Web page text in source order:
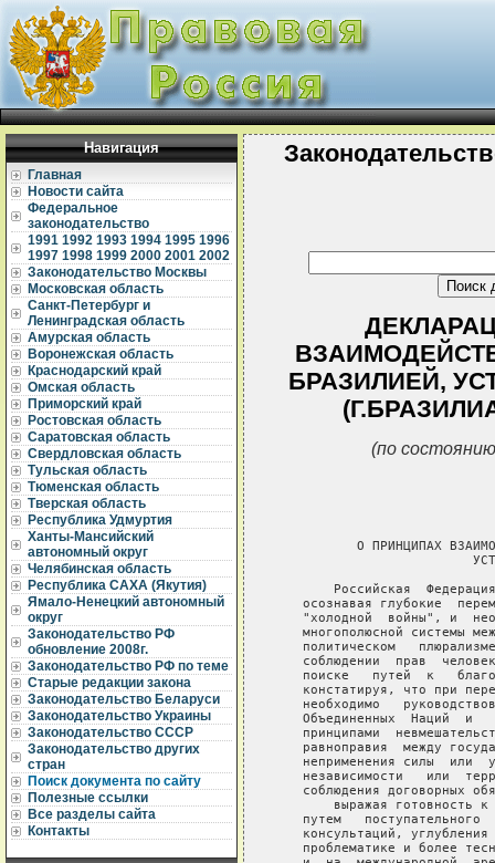
Навигация
Главная
Новости сайта
Федеральное
законодательство
1991 1992 1993 1994 1995 1996
1997 1998 1999 2000 2001 2002
Законодательство Москвы
Московская область
Санкт-Петербург и
Ленинградская область
Амурская область
Воронежская область
Краснодарский край
Омская область
Приморский край
Ростовская область
Саратовская область
Свердловская область
Тульская область
Тюменская область
Тверская область
Республика Удмуртия
Ханты-Мансийский
автономный округ
Челябинская область
Республика САХА (Якутия)
Ямало-Ненецкий автономный
округ
Законодательство РФ
обновление 2008г.
Законодательство РФ по теме
Старые редакции закона
Законодательство Беларуси
Законодательство Украины
Законодательство СССР
Законодательство других
стран
Поиск документа по сайту
Полезные ссылки
Все разделы сайта
Контакты
БРАЗИЛИЕЙ,
(по